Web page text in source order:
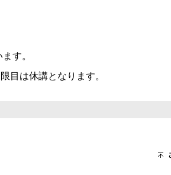
す。
目は休講となります。